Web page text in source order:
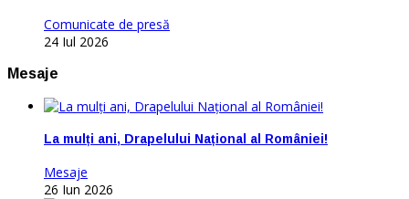
Comunicate de presă
24 Iul 2026
Mesaje
La mulți ani, Drapelului Național al României!
Mesaje
26 Iun 2026